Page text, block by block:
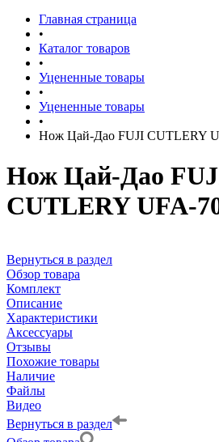
Главная страница
•
Каталог товаров
•
Уцененные товары
•
Уцененные товары
•
Нож Цай-Дао FUJI CUTLERY
Нож Цай-Дао
CUTLERY UFA-
Вернуться в раздел
Обзор товара
Комплект
Описание
Характеристики
Аксессуары
Отзывы
Похожие товары
Наличие
Файлы
Видео
Вернуться в раздел